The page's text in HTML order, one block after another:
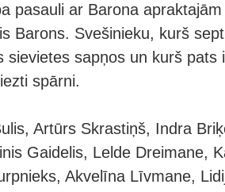
pasauli ar Barona
Barons. Svešinieku, kurš
sievietes sapņos un kurš pats
spārni.
Artūrs Skrastiņš, Indra
Gaidelis, Lelde Dreimane,
Akvelīna Līvmane,